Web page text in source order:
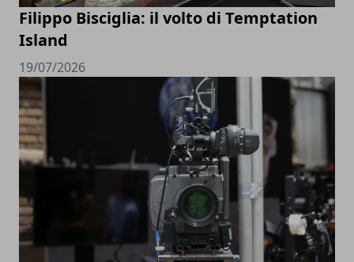
Filippo Bisciglia: il volto di Temptation
Island
19/07/2026